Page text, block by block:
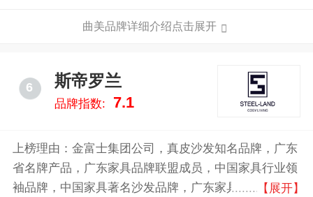
曲美品牌详细介绍点击展开
6 斯帝罗兰
品牌指数: 7.1
上榜理由：金富士集团公司，真皮沙发知名品牌，广东
省名牌产品，广东家具品牌联盟成员，中国家具行业领
袖品牌，中国家具著名沙发品牌，广东家具行业极具综
【展开】